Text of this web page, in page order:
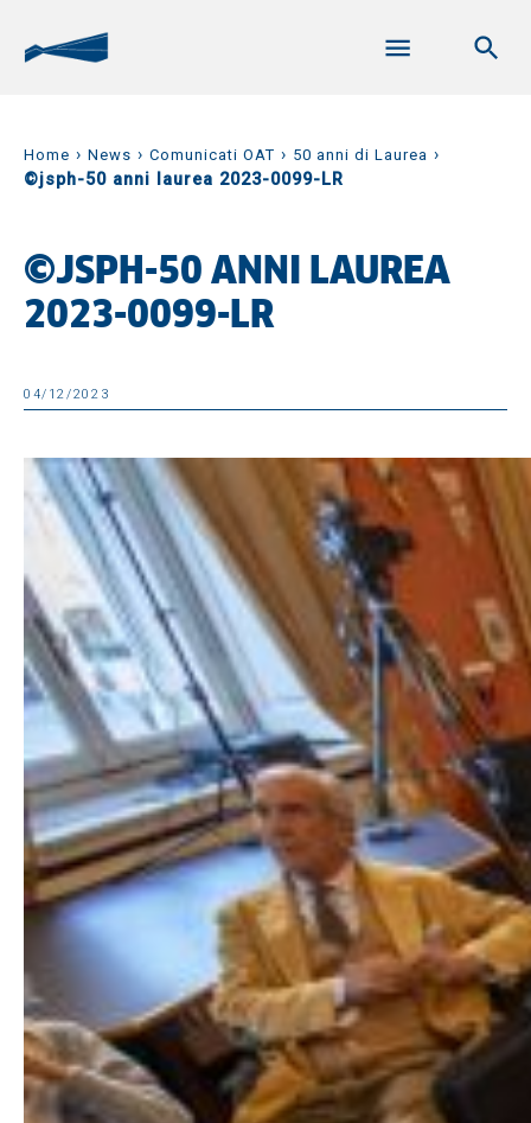
Home › News › Comunicati OAT › 50 anni di Laurea ›
©jsph-50 anni laurea 2023-0099-LR
©JSPH-50 ANNI LAUREA
2023-0099-LR
04/12/2023